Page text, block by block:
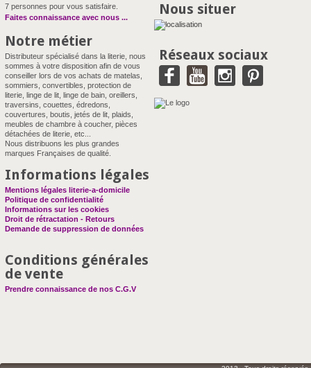
7 personnes pour vous satisfaire.
Faites connaissance avec nous ...
Notre métier
Distributeur spécialisé dans la literie, nous
sommes à votre disposition afin de vous
conseiller lors de vos achats de matelas,
sommiers, convertibles, protection de
literie, linge de lit, linge de bain, oreillers,
traversins, couettes, édredons,
couvertures, boutis, jetés de lit, plaids,
meubles de chambre à coucher, pièces
détachées de literie, etc...
Nous distribuons les plus grandes
marques Françaises de qualité.
Informations légales
Mentions légales literie-a-domicile
Politique de confidentialité
Informations sur les cookies
Droit de rétractation - Retours
Demande de suppression de données
Conditions générales
de vente
Prendre connaissance de nos C.G.V
Nous situer
Réseaux sociaux